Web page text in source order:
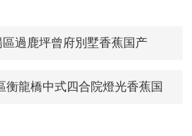
陽區過鹿坪曾府別墅香蕉国产
衡龍橋中式四合院燈光香蕉国